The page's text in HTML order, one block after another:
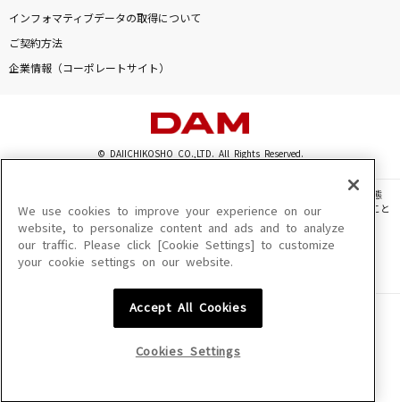
Lost love song
Hilcrhyme(ヒルクライム)
[生音]ともに
虹、僕 (Jesse)
SixTONES
カラオケ最新情報をチェック！
インフォマティブデータの取得について
ご契約方法
企業情報（コーポレートサイト）
© DAIICHIKOSHO CO.,LTD. All Rights Reserved.
このサイトに掲載されている一切の文章・画像・写真・動画・音声等を、手段や形態
を問わず、著作権法の定める範囲を超えて無断で複製、転載、ファイル化などすること
を禁じます。
楽曲及びコンテンツは、機種によりご利用いただけない場合があります。
楽曲及びコンテンツの配信日、配信内容が変更になる場合があります。
We use cookies to improve your experience on our
website, to personalize content and ads and to analyze
our traffic. Please click [Cookie Settings] to customize
your cookie settings on our website.
Accept All Cookies
Cookies Settings